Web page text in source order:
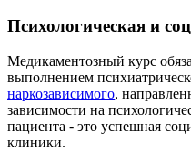
Психологическая и
Медикаментозный курс
выполнением
наркозависимого,
зависимости на
пациента - это успешная
клиники.